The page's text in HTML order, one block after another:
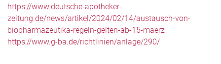
https://www.deutsche-apotheker-
zeitung.de/news/artikel/2024/02/14/austausch-von-
biopharmazeutika-regeln-gelten-ab-15-maerz
https://www.g-ba.de/richtlinien/anlage/290/